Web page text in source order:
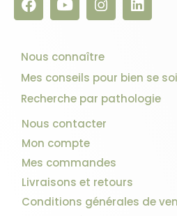
Nous connaître
Mes conseils pour bien se
Recherche par pathologie
Nous contacter
Mon compte
Mes commandes
Livraisons et retours
Conditions générales de